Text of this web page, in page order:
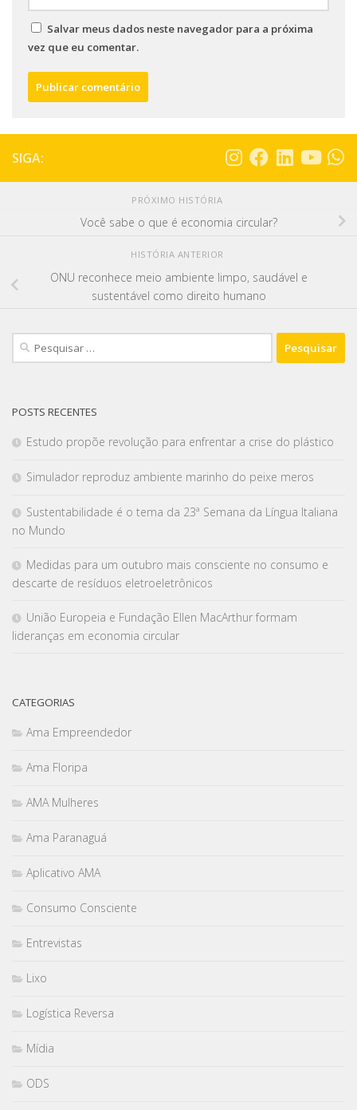
Salvar meus dados neste navegador para a próxima
vez que eu comentar.
SIGA:
PRÓXIMO HISTÓRIA
Você sabe o que é economia circular?
HISTÓRIA ANTERIOR
ONU reconhece meio ambiente limpo, saudável e
sustentável como direito humano
POSTS RECENTES
Estudo propõe revolução para enfrentar a crise do plástico
Simulador reproduz ambiente marinho do peixe meros
Sustentabilidade é o tema da 23ª Semana da Língua Italiana
no Mundo
Medidas para um outubro mais consciente no consumo e
descarte de resíduos eletroeletrônicos
União Europeia e Fundação Ellen MacArthur formam
lideranças em economia circular
CATEGORIAS
Ama Empreendedor
Ama Floripa
AMA Mulheres
Ama Paranaguá
Aplicativo AMA
Consumo Consciente
Entrevistas
Lixo
Logística Reversa
Mídia
ODS